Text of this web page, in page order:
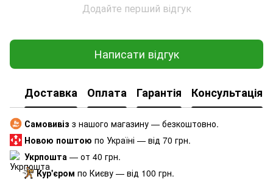
Додайте перший відгук
Написати відгук
Доставка Оплата Гарантія Консультація
Самовивіз з нашого магазину — безкоштовно.
Новою поштою по Україні — від 70 грн.
Укрпошта — от 40 грн.
Кур'єром по Києву — від 100 грн.